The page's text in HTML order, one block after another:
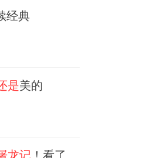
经典
是美的
龙记 ！看了